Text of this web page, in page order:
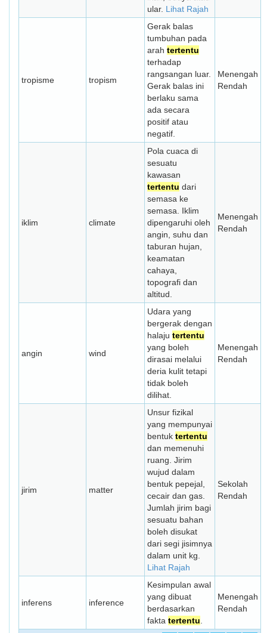
ular. Lihat Rajah
tropisme tropism
Gerak balas
tumbuhan pada
arah tertentu
terhadap
rangsangan luar.
Gerak balas ini
berlaku sama
ada secara
positif atau
negatif.
Menengah
Rendah
iklim climate
Pola cuaca di
sesuatu
kawasan
tertentu dari
semasa ke
semasa. Iklim
dipengaruhi oleh
angin, suhu dan
taburan hujan,
keamatan
cahaya,
topografi dan
altitud.
Menengah
Rendah
angin wind
Udara yang
bergerak dengan
halaju tertentu
yang boleh
dirasai melalui
deria kulit tetapi
tidak boleh
dilihat.
Menengah
Rendah
jirim matter
Unsur fizikal
yang mempunyai
bentuk tertentu
dan memenuhi
ruang. Jirim
wujud dalam
bentuk pepejal,
cecair dan gas.
Jumlah jirim bagi
sesuatu bahan
boleh disukat
dari segi jisimnya
dalam unit kg.
Lihat Rajah
Sekolah
Rendah
inferens inference
Kesimpulan awal
yang dibuat
berdasarkan
fakta tertentu
Menengah
Rendah